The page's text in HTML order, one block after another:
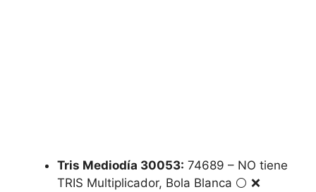
Tris Mediodía 30053: 74689 – NO tiene
TRIS Multiplicador, Bola Blanca ⚪️ ❌